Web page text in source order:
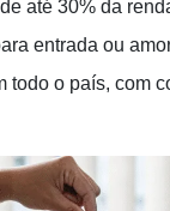
até 30% da
entrada ou
todo o país, com